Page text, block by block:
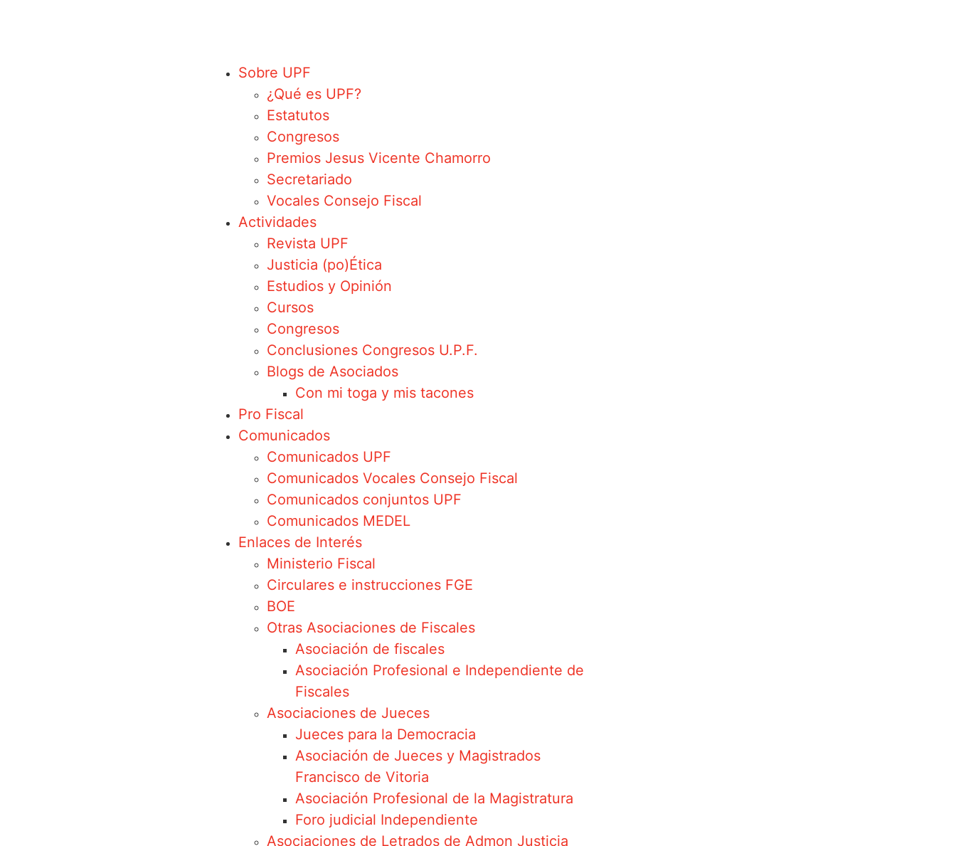
Sobre UPF
¿Qué es UPF?
Estatutos
Congresos
Premios Jesus Vicente Chamorro
Secretariado
Vocales Consejo Fiscal
Actividades
Revista UPF
Justicia (po)Ética
Estudios y Opinión
Cursos
Congresos
Conclusiones Congresos U.P.F.
Blogs de Asociados
Con mi toga y mis tacones
Pro Fiscal
Comunicados
Comunicados UPF
Comunicados Vocales Consejo Fiscal
Comunicados conjuntos UPF
Comunicados MEDEL
Enlaces de Interés
Ministerio Fiscal
Circulares e instrucciones FGE
BOE
Otras Asociaciones de Fiscales
Asociación de fiscales
Asociación Profesional e Independiente de
Fiscales
Asociaciones de Jueces
Jueces para la Democracia
Asociación de Jueces y Magistrados
Francisco de Vitoria
Asociación Profesional de la Magistratura
Foro judicial Independiente
Asociaciones de Letrados de Admon Justicia